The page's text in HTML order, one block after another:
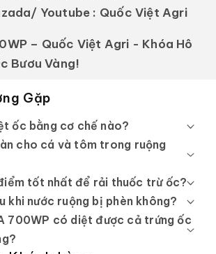
Youtube : Quốc Việt Agri
– Quốc Việt Agri - Khóa Hô
Bươu Vàng!
Gặp
ốc bằng cơ chế nào?
cho cá và tôm trong ruộng
tốt nhất để rải thuốc trừ ốc?
khi nước ruộng bị phèn không?
700WP có diệt được cả trứng ốc